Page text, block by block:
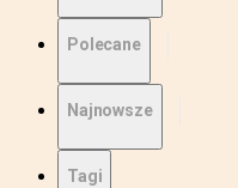
Polecane
Najnowsze
Tagi